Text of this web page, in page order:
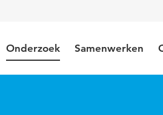
Onderzoek Samenwerken